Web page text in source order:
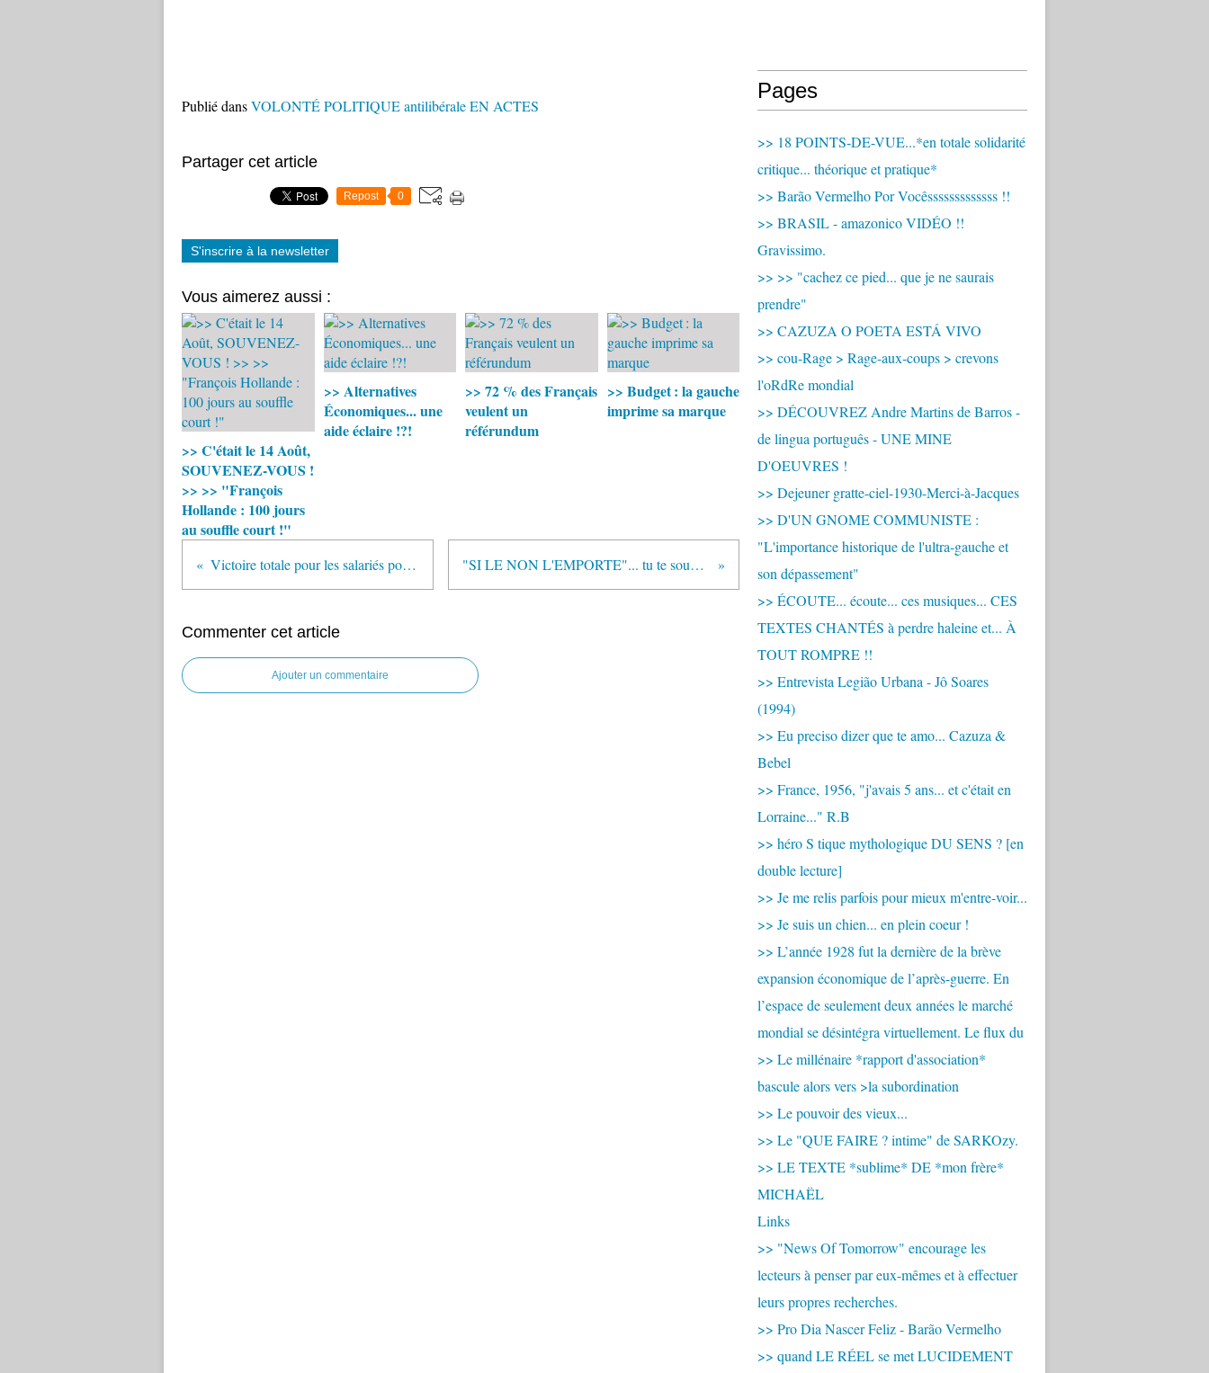
Publié dansVOLONTÉ POLITIQUE antilibérale EN ACTES
Partager cet article
Repost 0
S'inscrire à la newsletter
Vous aimerez aussi :
>> C'était le 14 Août,
SOUVENEZ-VOUS !
>> >> "François
Hollande : 100 jours
au souffle court !"
>> Alternatives
Économiques... une
aide éclaire !?!
>> 72 % des Français
veulent un
référundum
>> Budget : la gauche
imprime sa marque
Victoire totale pour les salariés polonais "SI LE NON L'EMPORTE"... tu te souviens ?
Commenter cet article
Ajouter un commentaire
Pages
>> 18 POINTS-DE-VUE...*en totale solidarité
critique... théorique et pratique*
>> Barão Vermelho Por Vocêsssssssssssss !!
>> BRASIL - amazonico VIDÉO !!
Gravissimo.
>> >> "cachez ce pied... que je ne saurais
prendre"
>> CAZUZA O POETA ESTÁ VIVO
>> cou-Rage > Rage-aux-coups > crevons
l'oRdRe mondial
>> DÉCOUVREZ Andre Martins de Barros -
de lingua português - UNE MINE
D'OEUVRES !
>> Dejeuner gratte-ciel-1930-Merci-à-Jacques
>> D'UN GNOME COMMUNISTE :
"L'importance historique de l'ultra-gauche et
son dépassement"
>> ÉCOUTE... écoute... ces musiques... CES
TEXTES CHANTÉS à perdre haleine et... À
TOUT ROMPRE !!
>> Entrevista Legião Urbana - Jô Soares
(1994)
>> Eu preciso dizer que te amo... Cazuza &
Bebel
>> France, 1956, "j'avais 5 ans... et c'était en
Lorraine..." R.B
>> héro S tique mythologique DU SENS ? [en
double lecture]
>> Je me relis parfois pour mieux m'entre-voir...
>> Je suis un chien... en plein coeur !
>> L’année 1928 fut la dernière de la brève
expansion économique de l’après-guerre. En
l’espace de seulement deux années le marché
mondial se désintégra virtuellement. Le flux du
>> Le millénaire *rapport d'association*
bascule alors vers >la subordination
>> Le pouvoir des vieux...
>> Le "QUE FAIRE ? intime" de SARKOzy.
>> LE TEXTE *sublime* DE *mon frère*
MICHAËL
Links
>> "News Of Tomorrow" encourage les
lecteurs à penser par eux-mêmes et à effectuer
leurs propres recherches.
>> Pro Dia Nascer Feliz - Barão Vermelho
>> quand LE RÉEL se met LUCIDEMENT